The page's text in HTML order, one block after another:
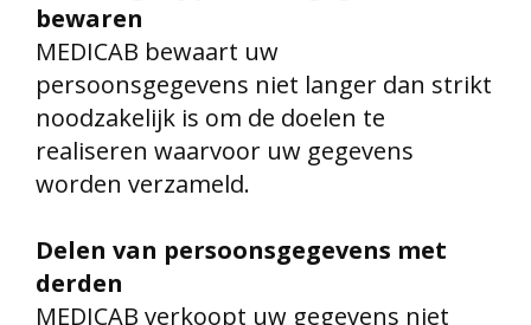
bewaren
MEDICAB bewaart uw
persoonsgegevens niet langer dan strikt
noodzakelijk is om de doelen te
realiseren waarvoor uw gegevens
worden verzameld.
Delen van persoonsgegevens met
derden
MEDICAB verkoopt uw gegevens niet